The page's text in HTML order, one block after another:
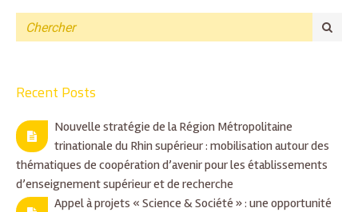
Recent Posts
Nouvelle stratégie de la Région Métropolitaine
trinationale du Rhin supérieur : mobilisation autour des
thématiques de coopération d’avenir pour les établissements
d’enseignement supérieur et de recherche
Appel à projets « Science & Société » : une opportunité